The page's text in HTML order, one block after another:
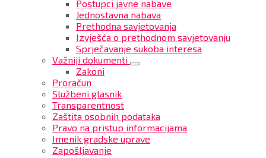
Postupci javne nabave
Jednostavna nabava
Prethodna savjetovanja
Izvješća o prethodnom savjetovanju
Sprječavanje sukoba interesa
Važniji dokumenti
Zakoni
Proračun
Službeni glasnik
Transparentnost
Zaštita osobnih podataka
Pravo na pristup informacijama
Imenik gradske uprave
Zapošljavanje